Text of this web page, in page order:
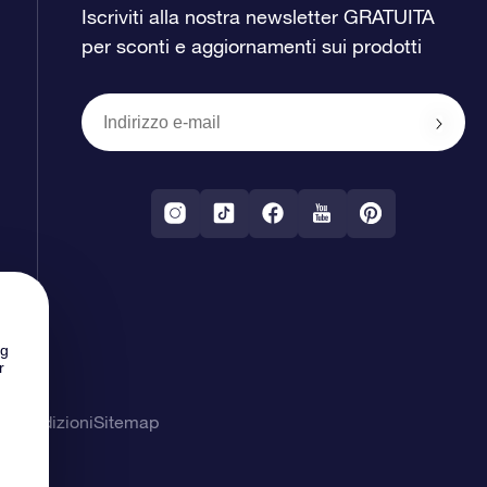
Iscriviti alla nostra newsletter GRATUITA
per sconti e aggiornamenti sui prodotti
CondizioniSitemap